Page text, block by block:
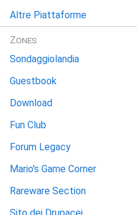
Altre Piattaforme
Zones
Sondaggiolandia
Guestbook
Download
Fun Club
Forum Legacy
Mario's Game Corner
Rareware Section